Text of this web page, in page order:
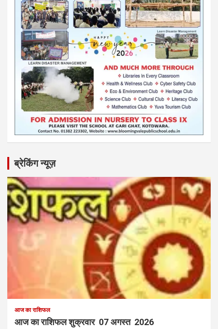
ब्रेकिंग न्यूज़
आज का राशिफल
आज का राशिफल शुक्रवार 07 अगस्त 2026